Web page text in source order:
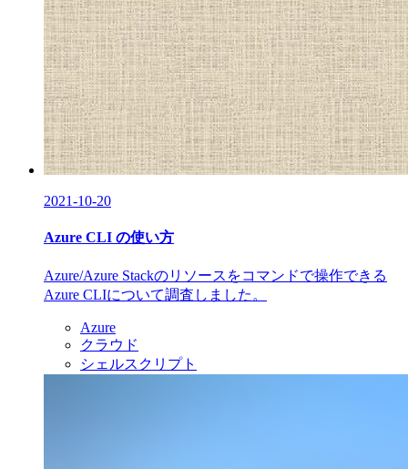
2021-10-20
Azure CLI の使い方
Azure/Azure Stackのリソースをコマンドで操作できる
Azure CLIについて調査しました。
Azure
クラウド
シェルスクリプト